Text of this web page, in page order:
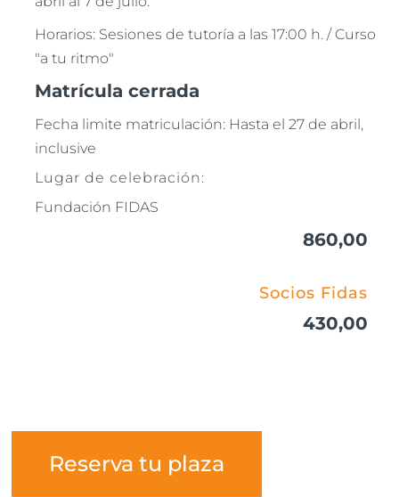
Horarios: Sesiones de tutoría a las 17:00 h. / Curso
"a tu ritmo"
Matrícula cerrada
Fecha limite matriculación: Hasta el 27 de abril,
inclusive
Lugar de celebración:
Fundación FIDAS
860,00
Socios Fidas
430,00
Reserva tu plaza